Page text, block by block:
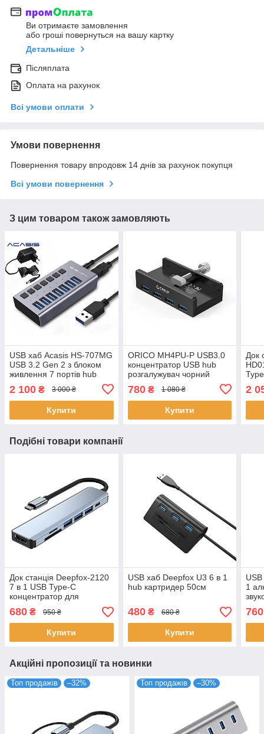
Ви отримаєте замовлення
або гроші повернуться на вашу картку
Детальніше
Післяплата
Оплата на рахунок
Всі умови оплати
Умови повернення
Повернення товару впродовж 14 днів за рахунок покупця
Всі умови повернення
З цим товаром також замовляють
USB хаб Acasis HS-707MG
USB 3.2 Gen 2 з блоком
живлення 7 портів hub
концентратор алюмінієвий
2 100 ₴ 3 000 ₴
Купити
ORICO MH4PU-P USB3.0
концентратор USB hub
розгалужувач чорний
780₴ 1 080 ₴
Купити
Док
M2
2
Подібні товари компанії
Док станція Deepfox-2120
7 в 1 USB Type-C
концентратор для
ноутбука 7 портів HDMI
картридер
680 ₴ 950 ₴
Купити
USB хаб Deepfox U3 6 в 1
hub картридер 50см
480₴ 680 ₴
Купити
1
760
Акційні пропозиції та новинки
Топ продажів –32% Топ продажів –30%